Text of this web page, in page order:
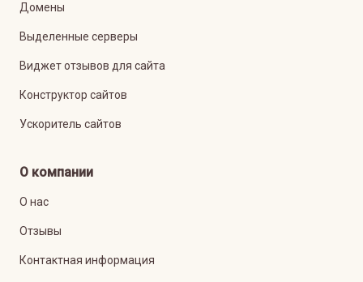
Домены
Выделенные серверы
Виджет отзывов для сайта
Конструктор сайтов
Ускоритель сайтов
О компании
О нас
Отзывы
Контактная информация